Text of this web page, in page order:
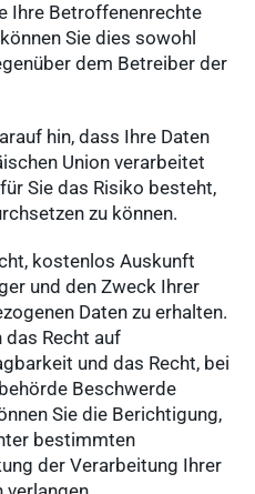
Ihre Betroffenenrechte
Sie dies sowohl
dem Betreiber der
hin, dass Ihre Daten
Union verarbeitet
Sie das Risiko besteht,
zu können.
kostenlos Auskunft
und den Zweck Ihrer
Daten zu erhalten.
das Recht auf
und das Recht, bei
Beschwerde
Sie die Berichtigung,
bestimmten
der Verarbeitung Ihrer